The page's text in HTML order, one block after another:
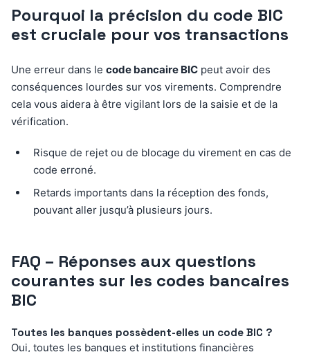
Pourquoi la précision du code BIC
est cruciale pour vos transactions
Une erreur dans le code bancaire BIC peut avoir des
conséquences lourdes sur vos virements. Comprendre
cela vous aidera à être vigilant lors de la saisie et de la
vérification.
Risque de rejet ou de blocage du virement en cas de
code erroné.
Retards importants dans la réception des fonds,
pouvant aller jusqu’à plusieurs jours.
FAQ – Réponses aux questions
courantes sur les codes bancaires
BIC
Toutes les banques possèdent-elles un code BIC ?
Oui, toutes les banques et institutions financières